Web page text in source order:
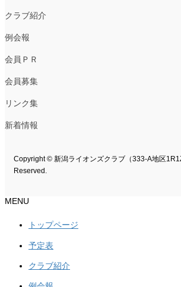
クラブ紹介
例会報
会員ＰＲ
会員募集
リンク集
新着情報
Copyright © 新潟ライオンズクラブ（333-A地区
Reserved.
MENU
トップページ
予定表
クラブ紹介